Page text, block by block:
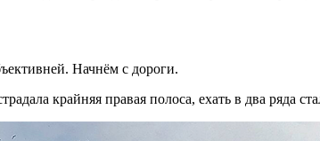
Начнём с дороги.
крайняя правая полоса, ехать в два ряда